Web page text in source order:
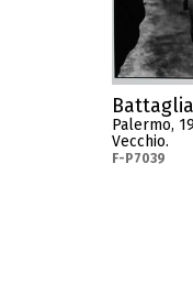
Palermo,
Vecchio.
F-P7039